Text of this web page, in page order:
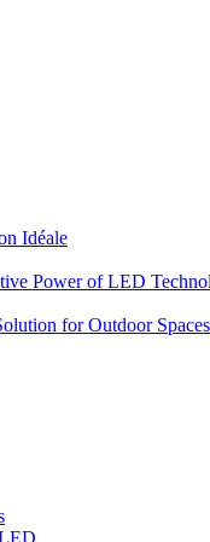
Idéale
Power of LED
for Outdoor Spaces